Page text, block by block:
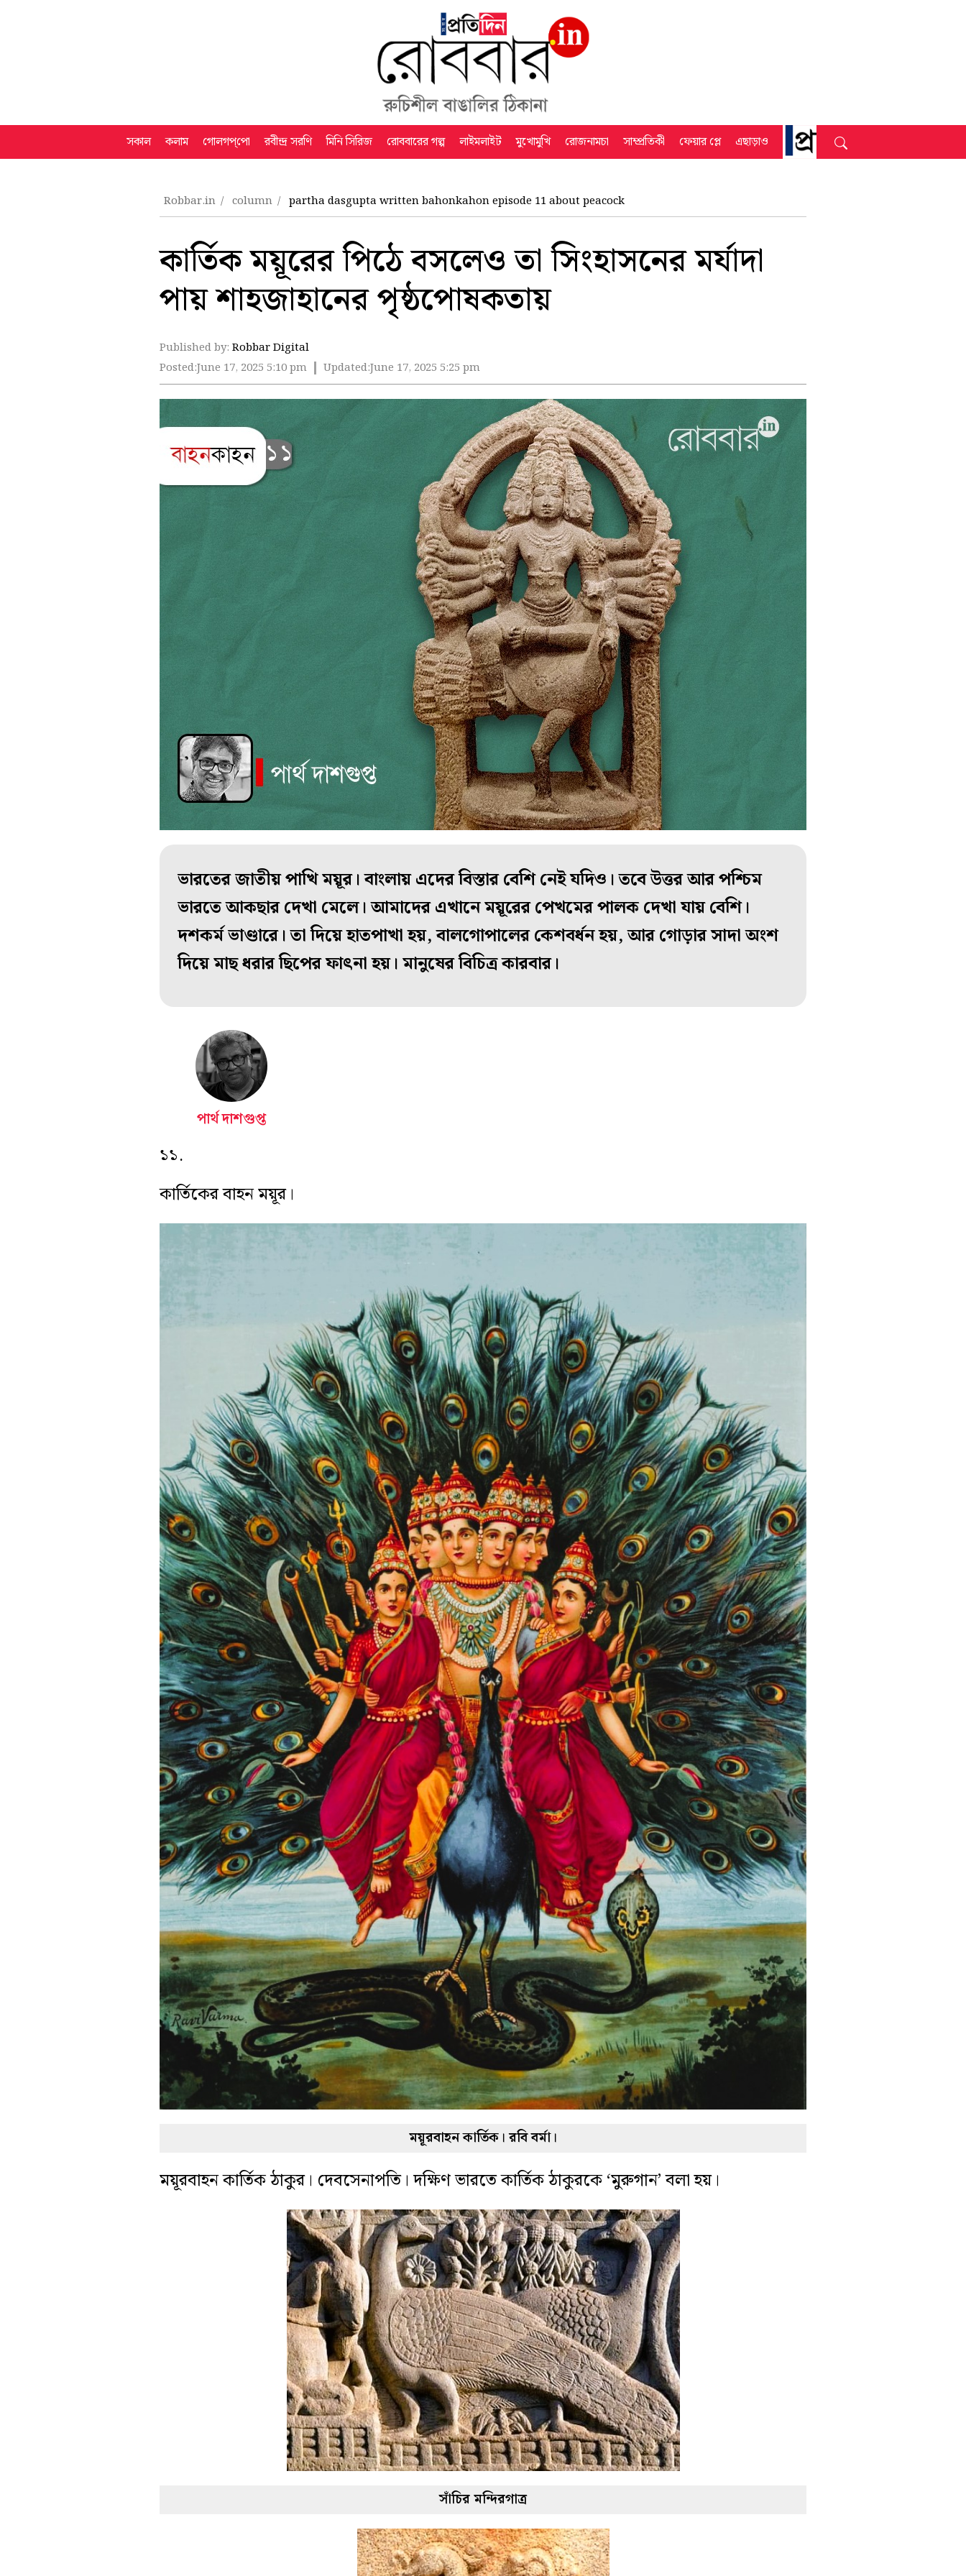
সকাল কলাম গোলগপ্‌পো রবীন্দ্র সরণি মিনি সিরিজ রোববারের গল্প লাইমলাইট মুখোমুখি রোজনামচা সাম্প্রতিকী ফেয়ার প্লে এছাড়াও
Robbar.in column partha dasgupta written bahonkahon episode 11 about peacock
কার্তিক ময়ূরের পিঠে বসলেও তা সিংহাসনের মর্যাদা
পায় শাহজাহানের পৃষ্ঠপোষকতায়
Published by: Robbar Digital
Posted:June 17, 2025 5:10 pm Updated:June 17, 2025 5:25 pm
ভারতের জাতীয় পাখি ময়ূর। বাংলায় এদের বিস্তার বেশি নেই যদিও। তবে উত্তর আর পশ্চিম
ভারতে আকছার দেখা মেলে। আমাদের এখানে ময়ূরের পেখমের পালক দেখা যায় বেশি।
দশকর্ম ভাণ্ডারে। তা দিয়ে হাতপাখা হয়, বালগোপালের কেশবর্ধন হয়, আর গোড়ার সাদা অংশ
দিয়ে মাছ ধরার ছিপের ফাৎনা হয়। মানুষের বিচিত্র কারবার।
পার্থ দাশগুপ্ত
১১.
কার্তিকের বাহন ময়ূর।
ময়ূরবাহন কার্তিক। রবি বর্মা।
ময়ূরবাহন কার্তিক ঠাকুর। দেবসেনাপতি। দক্ষিণ ভারতে কার্তিক ঠাকুরকে ‘মুরুগান’ বলা হয়।
সাঁচির মন্দিরগাত্র